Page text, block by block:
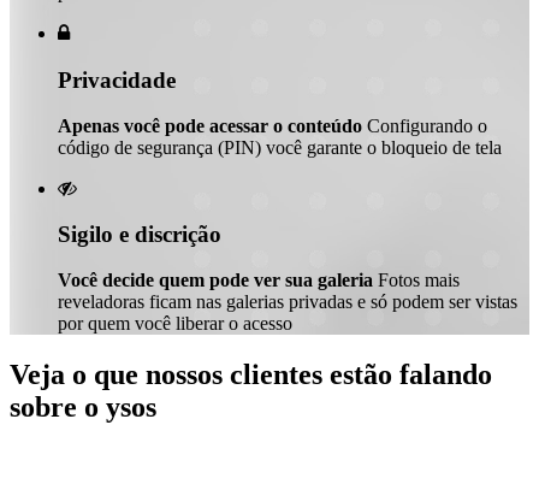

Privacidade
Apenas você pode acessar o conteúdo Configurando o
código de segurança (PIN) você garante o bloqueio de tela

Sigilo e discrição
Você decide quem pode ver sua galeria Fotos mais
reveladoras ficam nas galerias privadas e só podem ser vistas
por quem você liberar o acesso
Veja o que nossos clientes estão falando
sobre o ysos